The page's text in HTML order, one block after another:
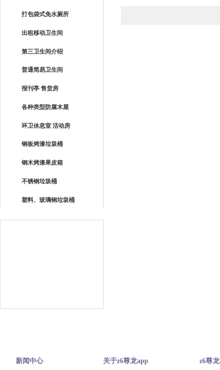
打包袋式免水厕所
出租移动卫生间
第三卫生间介绍
普通简易卫生间
报刊亭 售货房
各种类型防腐木屋
环卫休息室 活动房
钢板烤漆垃圾桶
钢木烤漆果皮箱
不锈钢垃圾桶
塑料、玻璃钢垃圾桶
新闻中心 关于z6尊龙app z6尊